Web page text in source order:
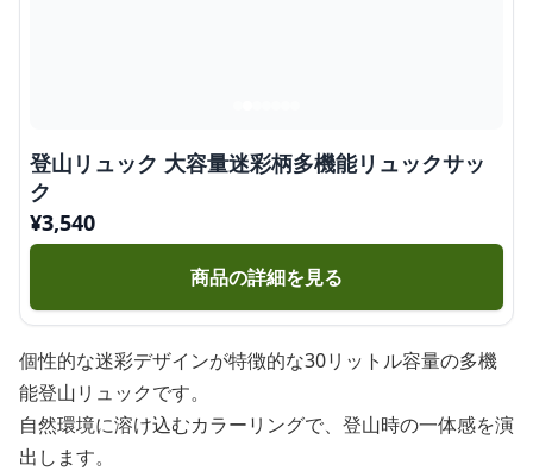
登山リュック 大容量迷彩柄多機能リュックサッ
ク
¥3,540
商品の詳細を見る
個性的な迷彩デザインが特徴的な30リットル容量の多機
能登山リュックです。
自然環境に溶け込むカラーリングで、登山時の一体感を演
出します。